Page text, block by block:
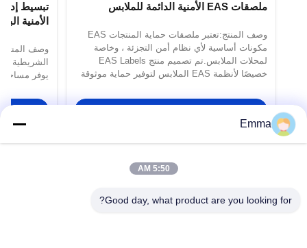
ملصقات EAS الأمنية الدائمة للملابس
وصف المنتج:تعتبر ملصقات حماية المنتجات EAS
مكونات أساسية لأي نظام أمن التجزئة ، وخاصة
لمحلات الملابس.تم تصميم منتج EAS Labels
خصيصًا لأنظمة EAS الملابس لتوفير حماية موثوقة
الأمنية EAS تأتي مع نوع الملصق الدائم، وضمان
تبسيط
وصف
يوفر مساحة
اللازمة
الشبكات
Guangzhou QIDA Material & Technology
Emma
5:50 AM
Good day, what product are you looking for?